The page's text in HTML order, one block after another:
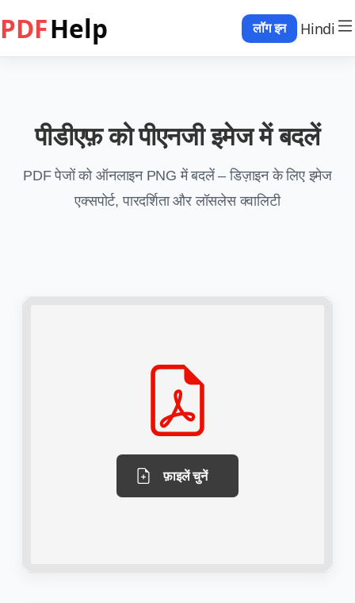
PDFHelp लॉग इन Hindi
पीडीएफ़ को पीएनजी इमेज में बदलें
PDF पेजों को ऑनलाइन PNG में बदलें – डिज़ाइन के लिए इमेज
एक्सपोर्ट, पारदर्शिता और लॉसलेस क्वालिटी
फ़ाइलें चुनें